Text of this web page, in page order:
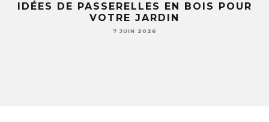
IDÉES DE PASSERELLES EN BOIS POUR
VOTRE JARDIN
7 JUIN 2026